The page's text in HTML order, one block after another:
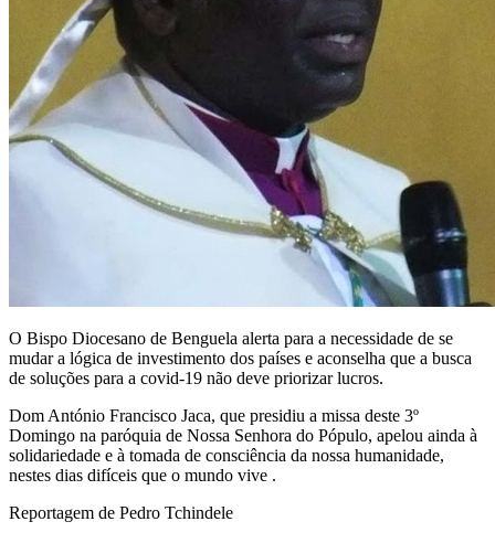
O Bispo Diocesano de Benguela alerta para a necessidade de se
mudar a lógica de investimento dos países e aconselha que a busca
de soluções para a covid-19 não deve priorizar lucros.
Dom António Francisco Jaca, que presidiu a missa deste 3º
Domingo na paróquia de Nossa Senhora do Pópulo, apelou ainda à
solidariedade e à tomada de consciência da nossa humanidade,
nestes dias difíceis que o mundo vive .
Reportagem de Pedro Tchindele